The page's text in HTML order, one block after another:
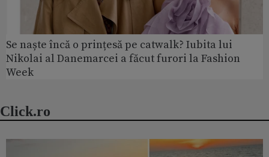
Se naște încă o prințesă pe catwalk? Iubita lui
Nikolai al Danemarcei a făcut furori la Fashion
Week
Click.ro